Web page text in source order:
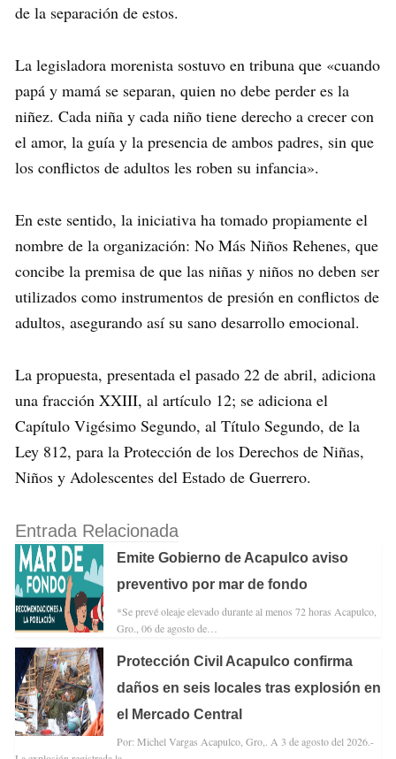
de la separación de estos.
La legisladora morenista sostuvo en tribuna que «cuando
papá y mamá se separan, quien no debe perder es la
niñez. Cada niña y cada niño tiene derecho a crecer con
el amor, la guía y la presencia de ambos padres, sin que
los conflictos de adultos les roben su infancia».
En este sentido, la iniciativa ha tomado propiamente el
nombre de la organización: No Más Niños Rehenes, que
concibe la premisa de que las niñas y niños no deben ser
utilizados como instrumentos de presión en conflictos de
adultos, asegurando así su sano desarrollo emocional.
La propuesta, presentada el pasado 22 de abril, adiciona
una fracción XXIII, al artículo 12; se adiciona el
Capítulo Vigésimo Segundo, al Título Segundo, de la
Ley 812, para la Protección de los Derechos de Niñas,
Niños y Adolescentes del Estado de Guerrero.
Entrada Relacionada
Emite Gobierno de Acapulco aviso
preventivo por mar de fondo
*Se prevé oleaje elevado durante al menos 72 horas Acapulco,
Gro., 06 de agosto de…
Protección Civil Acapulco confirma
daños en seis locales tras explosión en
el Mercado Central
Por: Michel Vargas Acapulco, Gro,. A 3 de agosto del 2026.-